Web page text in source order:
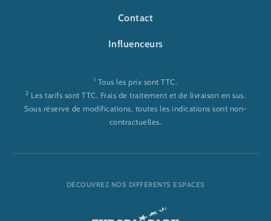
Contact
Influenceurs
1 Tous les prix sont TTC.
2 Les tarifs sont TTC. Frais de traitement et de livraison en sus.
Sous réserve de modifications, toutes les indications sont non-
contractuelles.
DÉCOUVREZ NOS DIFFÉRENTS ESPACES